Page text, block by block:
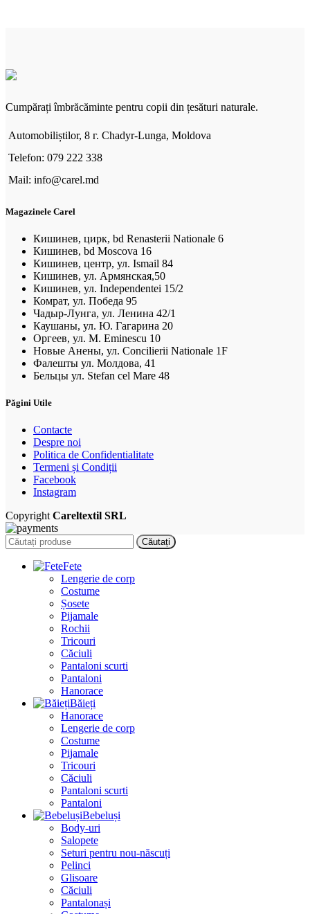
Cumpărați îmbrăcăminte pentru copii din țesături naturale.
Automobiliștilor, 8 г. Chadyr-Lunga, Moldova
Telefon: 079 222 338
Mail: info@carel.md
Magazinele Carel
Кишинев, цирк, bd Renasterii Nationale 6
Кишинев, bd Moscova 16
Кишинев, центр, ул. Ismail 84
Кишинев, ул. Армянская,50
Кишинев, ул. Independentei 15/2
Комрат, ул. Победа 95
Чадыр-Лунга, ул. Ленина 42/1
Каушаны, ул. Ю. Гагарина 20
Оргеев, ул. M. Eminescu 10
Новые Анены, ул. Concilierii Nationale 1F
Фалешты ул. Молдова, 41
Бельцы ул. Stefan cel Mare 48
Păgini Utile
Contacte
Despre noi
Politica de Confidentialitate
Termeni și Condiții
Facebook
Instagram
Copyright Careltextil SRL
Căutați
Fete
Lengerie de corp
Costume
Șosete
Pijamale
Rochii
Tricouri
Căciuli
Pantaloni scurti
Pantaloni
Hanorace
Băieți
Hanorace
Lengerie de corp
Costume
Pijamale
Tricouri
Căciuli
Pantaloni scurti
Pantaloni
Bebeluși
Body-uri
Salopete
Seturi pentru nou-născuți
Pelinci
Glisoare
Căciuli
Pantalonași